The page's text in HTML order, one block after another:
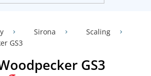
Sirona
Scaling
GS3
GS3